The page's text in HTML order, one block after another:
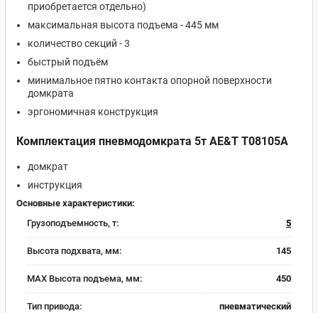
приобретается отдельно)
максимальная высота подъема - 445 мм
количество секций - 3
быстрый подъём
минимальное пятно контакта опорной поверхности
домкрата
эргономичная конструкция
Комплектация пневмодомкрата 5т AE&T T08105A
домкрат
инструкция
Основные характеристики:
Грузоподъемность, т:
5
Высота подхвата, мм: 145
MAX Высота подъема, мм: 450
Тип привода: пневматический